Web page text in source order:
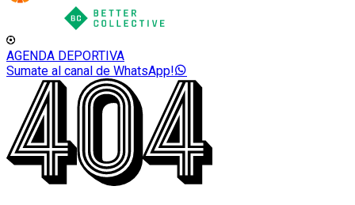
AGENDA DEPORTIVA
Sumate al canal de WhatsApp!